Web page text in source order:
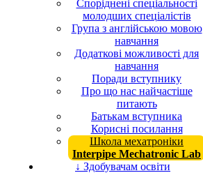
Споріднені спеціальності
молодших спеціалістів
Група з англійською мовою
навчання
Додаткові можливості для
навчання
Поради вступнику
Про що нас найчастіше
питають
Батькам вступника
Корисні посилання
Школа мехатроніки
Interpipe Mechatronic Lab
↓ Здобувачам освіти